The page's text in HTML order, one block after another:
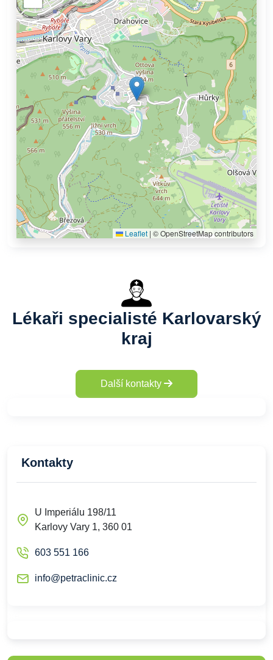
Leaflet | © OpenStreetMap contributors
Lékaři specialisté Karlovarský
kraj
Další kontakty
Kontakty
U Imperiálu 198/11
Karlovy Vary 1, 360 01
603 551 166
info@petraclinic.cz